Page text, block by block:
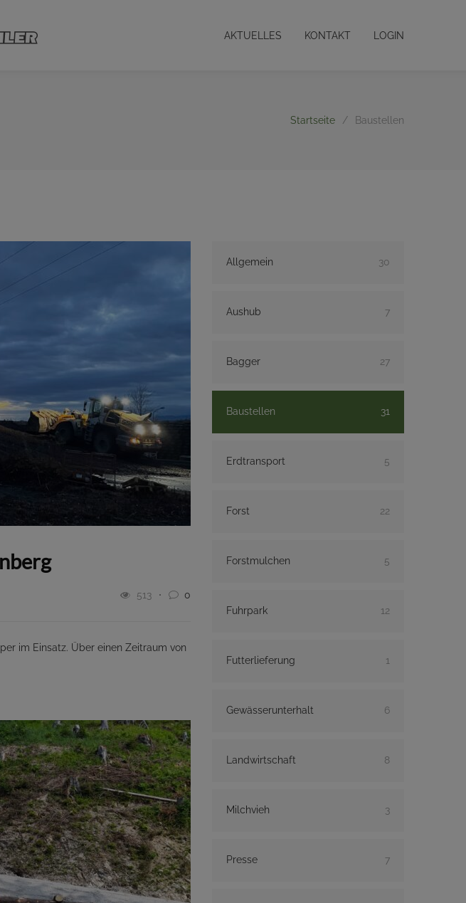
AKTUELLES KONTAKT LOGIN
Startseite / Baustellen
513 0
im Einsatz. Über einen Zeitraum von
Allgemein 30
Aushub 7
Bagger 27
Baustellen 31
Erdtransport 5
Forst 22
Forstmulchen 5
Fuhrpark 12
Futterlieferung 1
Gewässerunterhalt 6
Landwirtschaft 8
Milchvieh 3
Presse 7